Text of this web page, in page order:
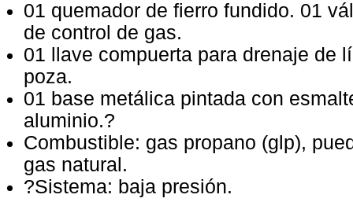
01 quemador de fierro fundido. 01
de control de gas.
01 llave compuerta para drenaje de
poza.
01 base metálica pintada con
aluminio.?
Combustible: gas propano (glp),
gas natural.
?Sistema: baja presión.